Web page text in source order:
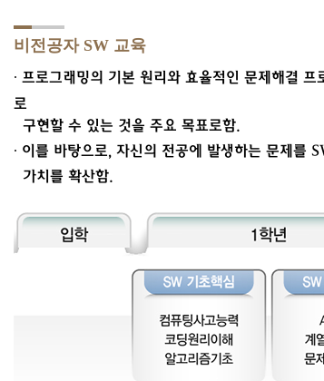
비전공자 SW 교육
∙ 프로그래밍의 기본 원리와 효율적인 문제해결
로
구현할 수 있는 것을 주요 목표로함.
∙ 이를 바탕으로, 자신의 전공에 발생하는 문제를
가치를 확산함.